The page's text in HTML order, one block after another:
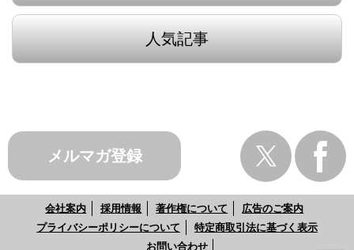
人気記事
メルマガ登録
会社案内 採用情報 著作権について
広告のご案内
プライバシーポリシーについて
特定商取引法に基づく表示
お問い合わせ